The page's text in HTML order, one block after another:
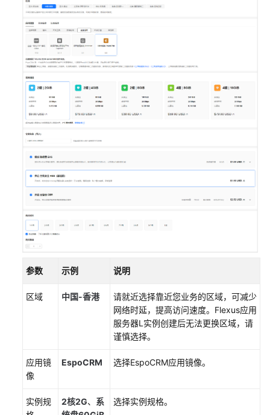
器
WordPress
速
搭
使
用
Matomo
建
使
构
参数 示例 说明
区域 中国-香港
请就近选择靠近您业务的区域，可减少
网络时延，提高访问速度。 Flexus应用
服务器L实例创建后无法更换区域，请
谨慎选择。
应用镜
像
EspoCRM 选择EspoCRM应用镜像。
实例规
2核2G、 系
选择实例规格。